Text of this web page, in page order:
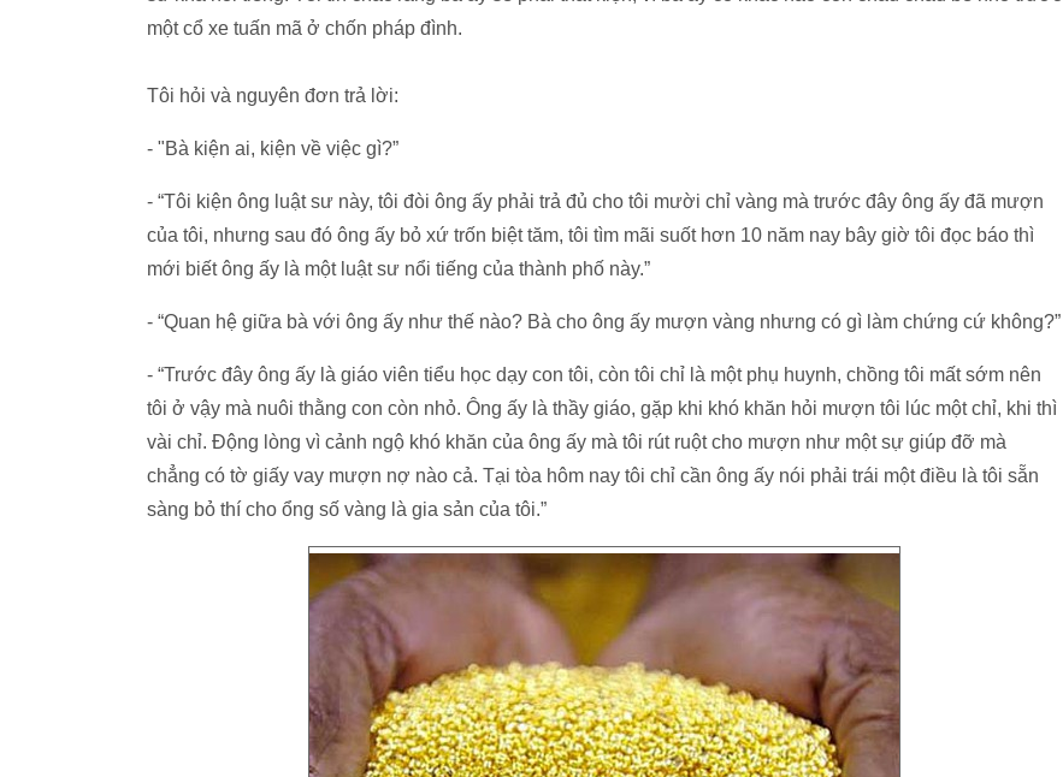
một cổ xe tuấn mã ở chốn pháp đình.
Tôi hỏi và nguyên đơn trả lời:
- "Bà kiện ai, kiện về việc gì?”
- “Tôi kiện ông luật sư này, tôi đòi ông ấy phải trả đủ cho tôi mười chỉ vàng mà trước đây ông ấy đã mượn
của tôi, nhưng sau đó ông ấy bỏ xứ trốn biệt tăm, tôi tìm mãi suốt hơn 10 năm nay bây giờ tôi đọc báo thì
mới biết ông ấy là một luật sư nổi tiếng của thành phố này.”
- “Quan hệ giữa bà với ông ấy như thế nào? Bà cho ông ấy mượn vàng nhưng có gì làm chứng cứ không?”
- “Trước đây ông ấy là giáo viên tiểu học dạy con tôi, còn tôi chỉ là một phụ huynh, chồng tôi mất sớm nên
tôi ở vậy mà nuôi thằng con còn nhỏ. Ông ấy là thầy giáo, gặp khi khó khăn hỏi mượn tôi lúc một chỉ, khi thì
vài chỉ. Động lòng vì cảnh ngộ khó khăn của ông ấy mà tôi rút ruột cho mượn như một sự giúp đỡ mà
chẳng có tờ giấy vay mượn nợ nào cả. Tại tòa hôm nay tôi chỉ cần ông ấy nói phải trái một điều là tôi sẵn
sàng bỏ thí cho ổng số vàng là gia sản của tôi.”